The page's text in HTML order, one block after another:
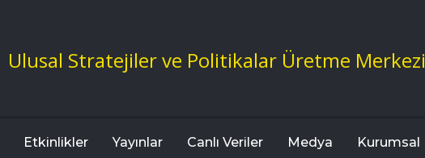
Ulusal Stratejiler ve Politikalar Üretme Merkezi
Etkinlikler Yayınlar Canlı Veriler Medya Kurumsal